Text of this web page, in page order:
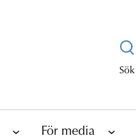
Sök
För media